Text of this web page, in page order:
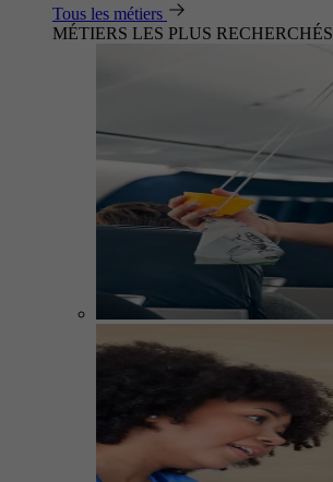
Tous les métiers
MÉTIERS LES PLUS RECHERCHÉS